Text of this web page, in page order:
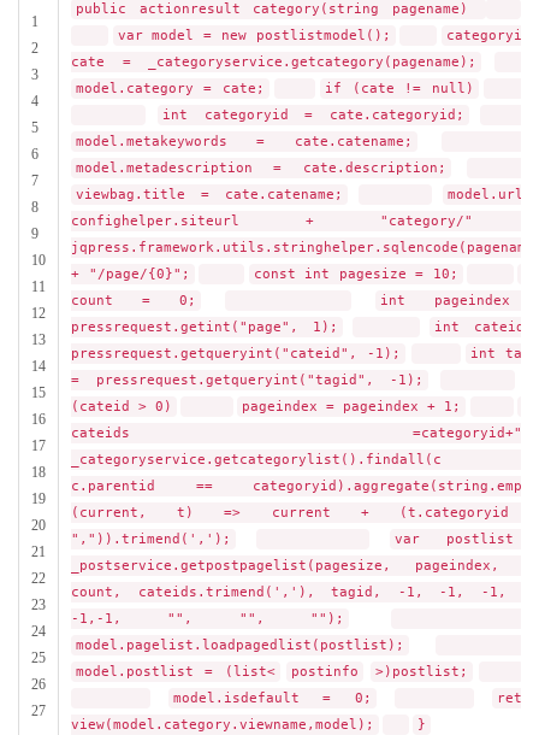
1
2
3
4
5
6
7
8
9
10
11
12
13
14
15
16
17
18
19
20
21
22
23
24
25
26
27
public actionresult category(string pagename)
var model = new postlistmodel();
cate = _categoryservice.getcategory(pagename);
model.category = cate;
if (cate != null)
int categoryid = cate.categoryid;
model.metakeywords = cate.catename;
model.metadescription = cate.description;
viewbag.title = cate.catename;
model.url
confighelper.siteurl + "category/"
+ "/page/{0}";
const int pagesize = 10;
count = 0;
int pageindex
pressrequest.getint("page", 1);
int cateid
pressrequest.getqueryint("cateid", -1);
int
= pressrequest.getqueryint("tagid", -1);
(cateid > 0)
pageindex = pageindex + 1;
cateids
_categoryservice.getcategorylist().findall(c
c.parentid ==
(current, t) => current + (t.categoryid
",")).trimend(',');
var postlist
_postservice.getpostpagelist(pagesize, pageindex,
count, cateids.trimend(','), tagid, -1, -1, -1, -
-1,-1, "", "", "");
model.pagelist.loadpagedlist(postlist);
model.postlist = (list<
postinfo >)postlist;
model.isdefault = 0;
view(model.category.viewname,model);
}